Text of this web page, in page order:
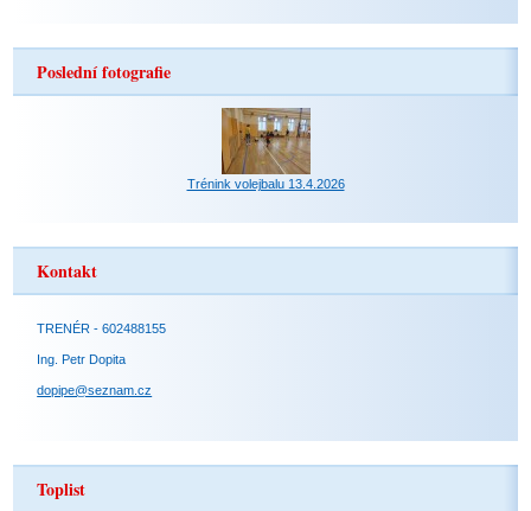
Poslední fotografie
Trénink volejbalu 13.4.2026
Kontakt
TRENÉR - 602488155
Ing. Petr Dopita
dopipe@seznam.cz
Toplist